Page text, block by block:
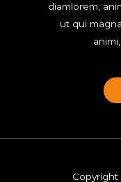
diamlorem,
ut qui